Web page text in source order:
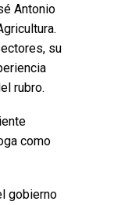
Antonio
su
rubro.
como
gobierno